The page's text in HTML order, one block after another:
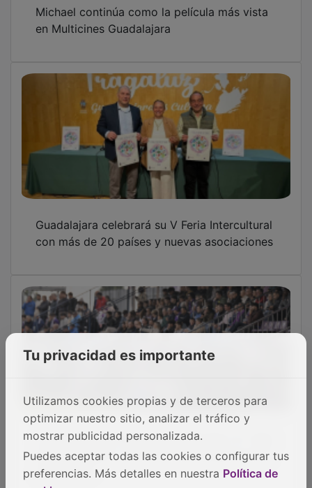
Juanvi Peinado, sobre el penalti del 1-0: "Hay
que pitar bien y, si no es córner, pues no hay
PUBLICIDAD
Tu privacidad es importante
Utilizamos cookies propias y de terceros para
optimizar nuestro sitio, analizar el tráfico y
mostrar publicidad personalizada.
Puedes aceptar todas las cookies o configurar tus
preferencias. Más detalles en nuestra Política de